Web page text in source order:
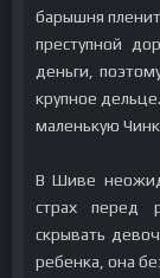
барышня
преступной
деньги,
крупное
маленькую
В Шиве
страх перед
скрывать
ребенка, она